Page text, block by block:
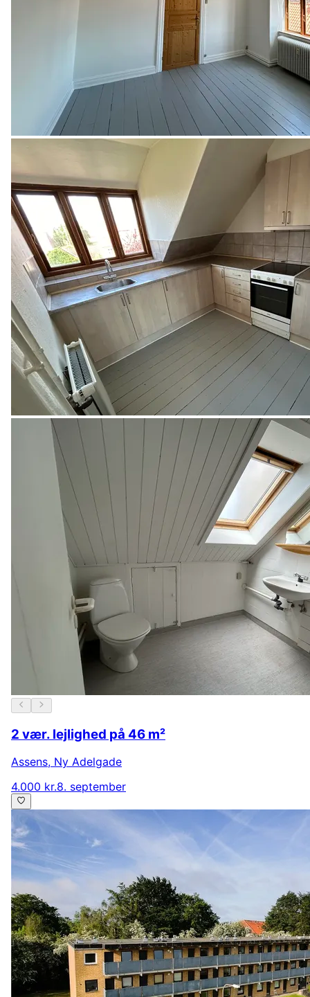
2 vær. lejlighed på 46 m²
Assens, Ny Adelgade
4.000 kr.8. september